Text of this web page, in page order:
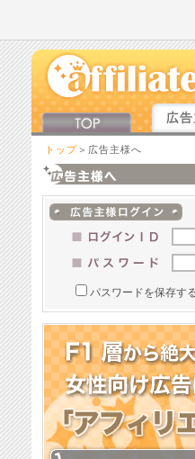
トップ ＞広告主様へ
パスワードを保存す